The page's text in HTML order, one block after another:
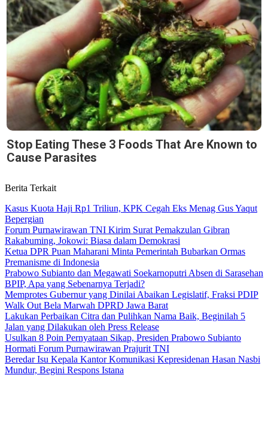
Stop Eating These 3 Foods That Are Known to
Cause Parasites
Berita Terkait
Kasus Kuota Haji Rp1 Triliun, KPK Cegah Eks Menag Gus Yaqut
Bepergian
Forum Purnawirawan TNI Kirim Surat Pemakzulan Gibran
Rakabuming, Jokowi: Biasa dalam Demokrasi
Ketua DPR Puan Maharani Minta Pemerintah Bubarkan Ormas
Premanisme di Indonesia
Prabowo Subianto dan Megawati Soekarnoputri Absen di Sarasehan
BPIP, Apa yang Sebenarnya Terjadi?
Memprotes Gubernur yang Dinilai Abaikan Legislatif, Fraksi PDIP
Walk Out Bela Marwah DPRD Jawa Barat
Lakukan Perbaikan Citra dan Pulihkan Nama Baik, Beginilah 5
Jalan yang Dilakukan oleh Press Release
Usulkan 8 Poin Pernyataan Sikap, Presiden Prabowo Subianto
Hormati Forum Purnawirawan Prajurit TNI
Beredar Isu Kepala Kantor Komunikasi Kepresidenan Hasan Nasbi
Mundur, Begini Respons Istana